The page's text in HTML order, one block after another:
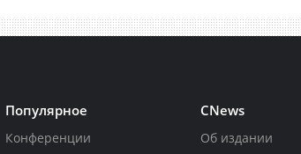
Популярное
Конференции
CNews
Об издании